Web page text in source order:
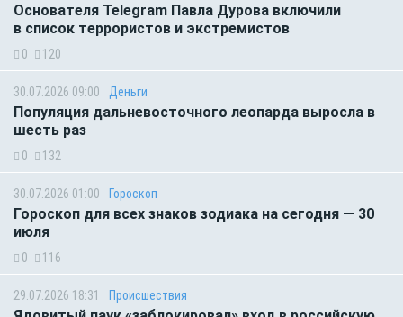
Основателя Telegram Павла Дурова включили
в список террористов и экстремистов
0 120
30.07.2026 09:00 Деньги
Популяция дальневосточного леопарда выросла в
шесть раз
0 132
30.07.2026 01:00 Гороскоп
Гороскоп для всех знаков зодиака на сегодня — 30
июля
0 116
29.07.2026 18:31 Происшествия